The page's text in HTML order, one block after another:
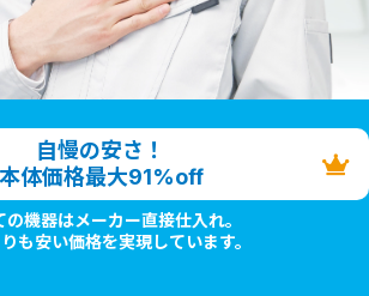
自慢の安さ！
本体価格最大91%off
の機器はメーカー直接仕入れ。
も安い価格を実現しています。